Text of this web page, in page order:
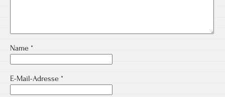
Name *
E-Mail-Adresse *